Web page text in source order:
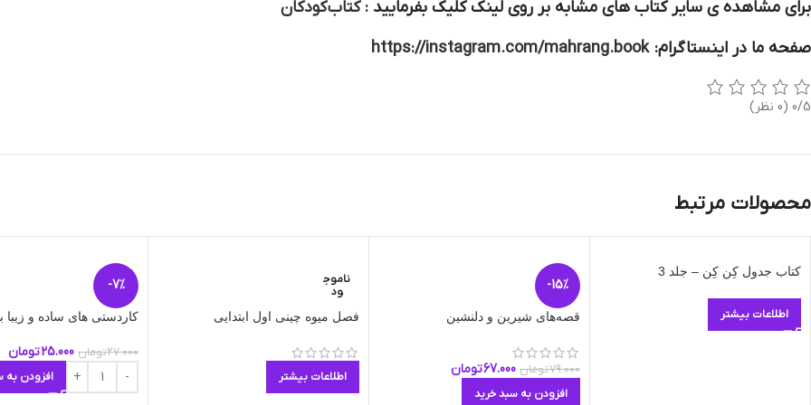
برای مشاهده ی سایر کتاب های مشابه بر روی لینک کلیک بفرمایید :کتاب کودکان
صفحه ما در اینستاگرام:https://instagram.com/mahrang.book
0/5 (0 نظر)
محصولات مرتبط
کتاب جدول کِن کِن – جلد 3
اطلاعات بیشتر
-15%
قصه‌های شیرین و دلنشین
79.000تومان 67.000تومان
افزودن به سبد خرید
ناموج
ود
فصل میوه چینی اول ابتدایی
اطلاعات بیشتر
-7%
کاردستی های ساده و زیبا
27.000تومان 25.000تومان
افزودن به